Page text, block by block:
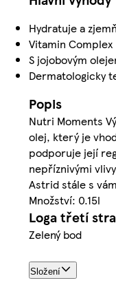
Hydratuje a
Vitamin Complex
S jojobovým
Dermatologicky
Popis
Nutri Moments
olej, který je
podporuje její
nepříznivými
Astrid stále s
Množství: 0.15l
Loga třetí
Zelený bod
Složení